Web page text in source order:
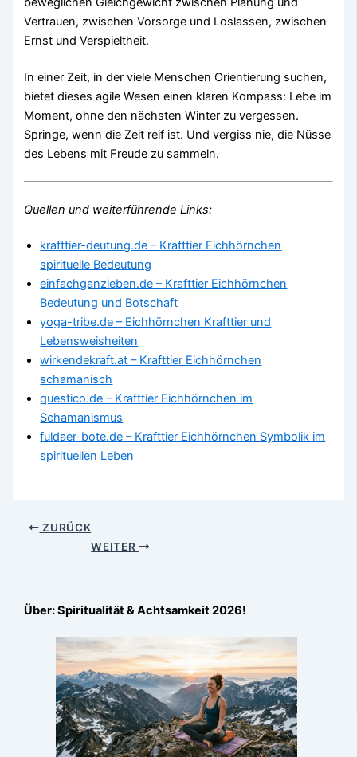
Vertrauen, zwischen Vorsorge und Loslassen, zwischen
Ernst und Verspieltheit.
In einer Zeit, in der viele Menschen Orientierung suchen,
bietet dieses agile Wesen einen klaren Kompass: Lebe im
Moment, ohne den nächsten Winter zu vergessen.
Springe, wenn die Zeit reif ist. Und vergiss nie, die Nüsse
des Lebens mit Freude zu sammeln.
Quellen und weiterführende Links:
krafttier-deutung.de – Krafttier Eichhörnchen
spirituelle Bedeutung
einfachganzleben.de – Krafttier Eichhörnchen
Bedeutung und Botschaft
yoga-tribe.de – Eichhörnchen Krafttier und
Lebensweisheiten
wirkendekraft.at – Krafttier Eichhörnchen
schamanisch
questico.de – Krafttier Eichhörnchen im
Schamanismus
fuldaer-bote.de – Krafttier Eichhörnchen Symbolik im
spirituellen Leben
ZURÜCK
WEITER
Über: Spiritualität & Achtsamkeit 2026!